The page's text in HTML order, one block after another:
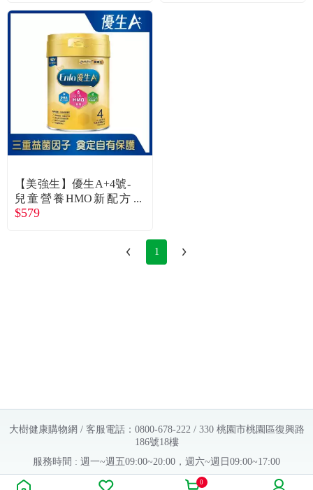
【美強生】優生A+4號-
兒童營養HMO新配方
（850g／罐）
$579
1
大樹健康購物網 / 客服電話：0800-678-222 / 330 桃園市桃園區復興路
186號18樓
服務時間 : 週一~週五09:00~20:00，週六~週日09:00~17:00
Copyright © 2016 大樹連鎖藥局. All Rights Reserved.
0